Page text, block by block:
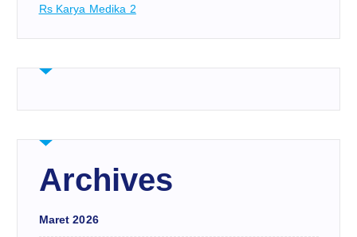
Rs Karya Medika 2
Archives
Maret 2026